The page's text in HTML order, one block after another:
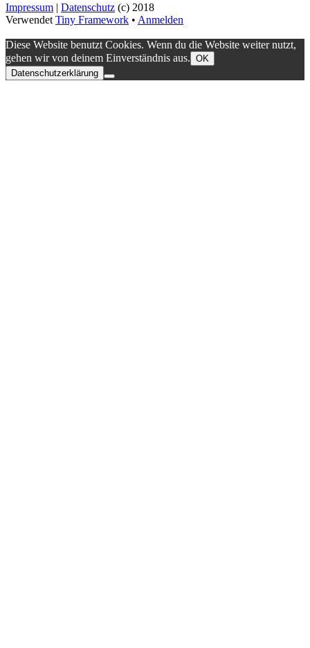
Impressum | Datenschutz (c) 2018
Verwendet Tiny Framework • Anmelden
Diese Website benutzt Cookies. Wenn du die Website weiter nutzt,
gehen wir von deinem Einverständnis aus. OK
Datenschutzerklärung